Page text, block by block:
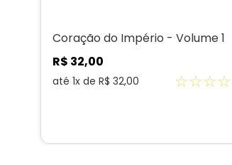
Coração do Império - Volume 1
R$ 32,00
até 1x de R$ 32,00 ☆☆☆☆